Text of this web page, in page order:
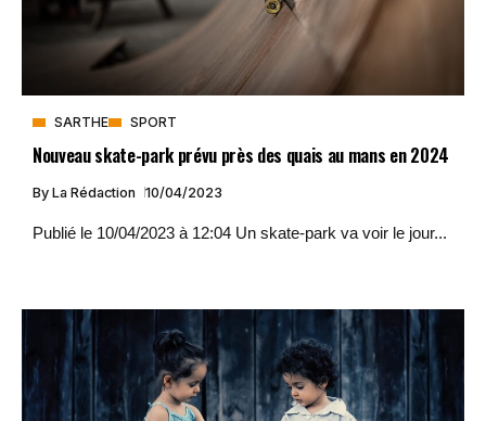
SARTHE SPORT
Nouveau skate-park prévu près des quais au mans en 2024
By La Rédaction 10/04/2023
Publié le 10/04/2023 à 12:04 Un skate-park va voir le jour...